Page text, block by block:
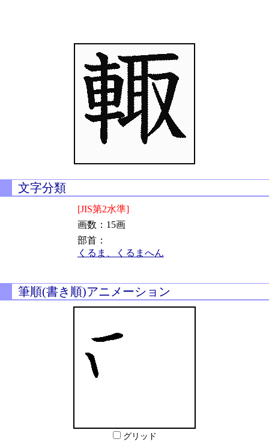
文字分類
[JIS第2水準]
画数：15画
部首：
くるま、くるまへん
筆順(書き順)アニメーション
グリッド